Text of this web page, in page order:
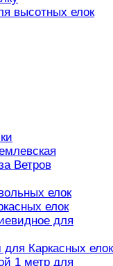
высотных елок
Ветров
елок
елок
для
Каркасных елок
1 метр для